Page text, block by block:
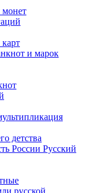
и марок
детства
России Русский
русской